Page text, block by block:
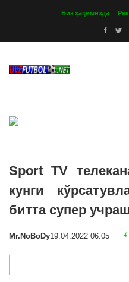
Биз ҳақимизда
Sport TV
кунги
битта супер
Mr.NoBoDy19.04.2022 06:05